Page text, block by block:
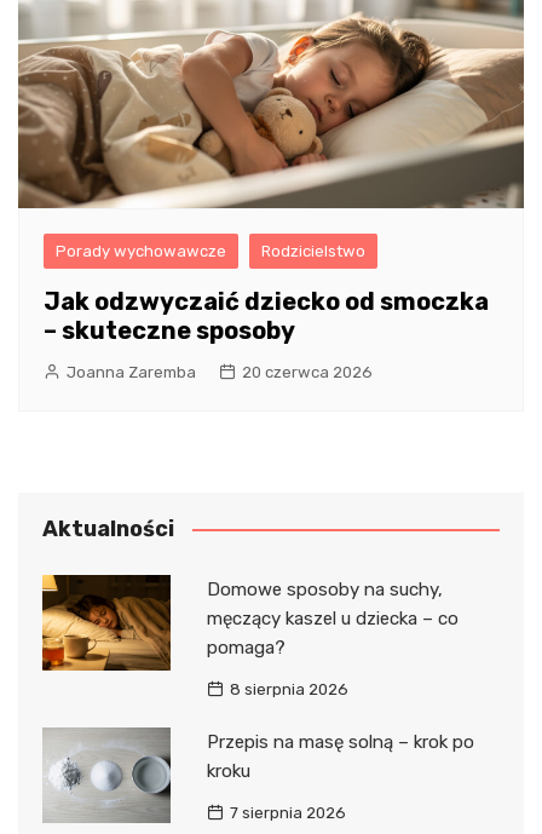
Porady wychowawcze Rodzicielstwo
Jak odzwyczaić dziecko od smoczka
– skuteczne sposoby
Joanna Zaremba 20 czerwca 2026
Aktualności
Domowe sposoby na suchy,
męczący kaszel u dziecka – co
pomaga?
8 sierpnia 2026
Przepis na masę solną – krok po
kroku
7 sierpnia 2026